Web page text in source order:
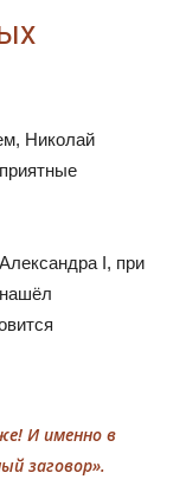
Николай
I, при
И именно в
заговор».